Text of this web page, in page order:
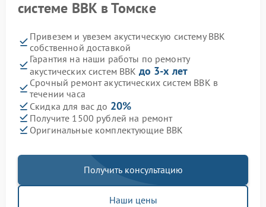
системе BBK в Томске
Привезем и увезем акустическую систему BBK
собственной доставкой
Гарантия на наши работы по ремонту
акустических систем BBK до 3-х лет
Срочный ремонт акустических систем BBK в
течении часа
Скидка для вас до 20%
Получите 1500 рублей на ремонт
Оригинальные комплектующие BBK
Получить консультацию
Наши цены